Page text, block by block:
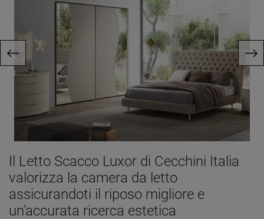
Il Letto Scacco Luxor di Cecchini Italia
valorizza la camera da letto
assicurandoti il riposo migliore e
un'accurata ricerca estetica